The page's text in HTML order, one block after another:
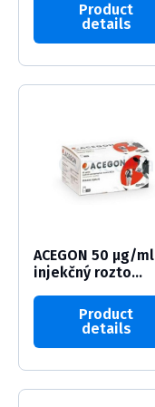
Product
details
ACEGON 50 µg/ml
injekčný rozto...
Product
details